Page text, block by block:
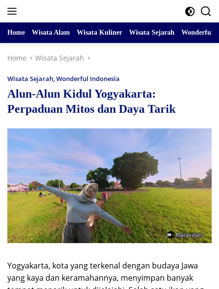
Home Wisata Alam Wisata Kuliner Wisata Sejarah Wonderful
Home Wisata Sejarah
Wisata Sejarah,Wonderful Indonesia
Alun-Alun Kidul Yogyakarta:
Perpaduan Mitos dan Daya Tarik
Yogyakarta, kota yang terkenal dengan budaya Jawa
yang kaya dan keramahannya, menyimpan banyak